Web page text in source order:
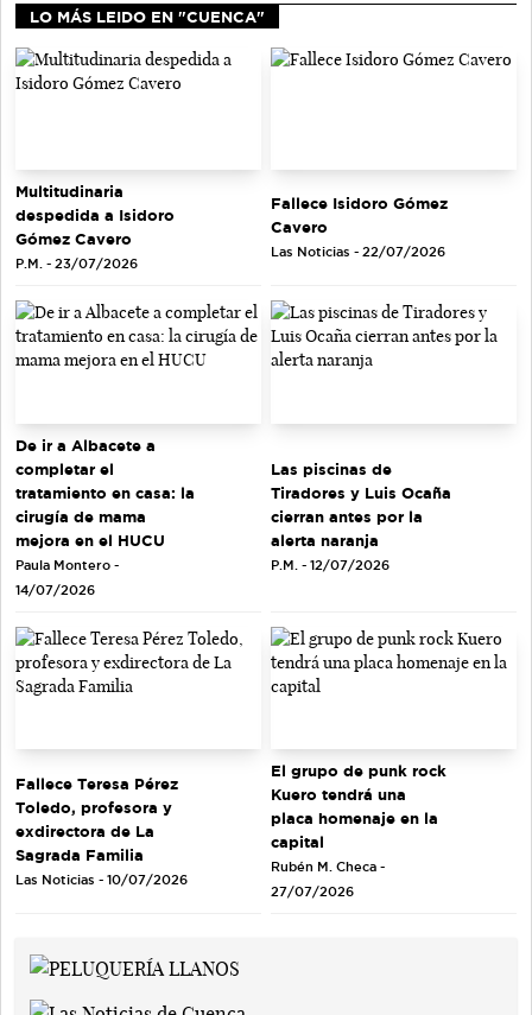
LO MÁS LEIDO EN "CUENCA"
Multitudinaria
despedida a Isidoro
Gómez Cavero
P.M. - 23/07/2026
Fallece Isidoro Gómez
Cavero
Las Noticias - 22/07/2026
De ir a Albacete a
completar el
tratamiento en casa: la
cirugía de mama
mejora en el HUCU
Paula Montero -
14/07/2026
Las piscinas de
Tiradores y Luis Ocaña
cierran antes por la
alerta naranja
P.M. - 12/07/2026
Fallece Teresa Pérez
Toledo, profesora y
exdirectora de La
Sagrada Familia
Las Noticias - 10/07/2026
El grupo de punk rock
Kuero tendrá una
placa homenaje en la
capital
Rubén M. Checa -
27/07/2026